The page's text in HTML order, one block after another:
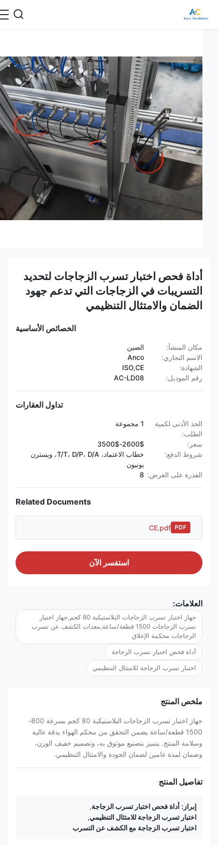
أداة فحص اختبار تسرب الزجاجات لتحديد
التسريبات في الزجاجات التي تدعم جهود
الضمان والامتثال التنظيمي
الخصائص الأساسية
مكان المنشأ:
الصين
الاسم التجاري:
Anco
الشهادة:
ISO,CE
رقم الموديل:
AC-LD08
تداول العقارات
الحد الأدنى لكمية
الطلب:
1 مجموعة
2600$-3500$
شروط الدفع:
خطاب الاعتماد، T/T، D/P، D/A، ويسترن
يونيون
القدرة على العرض:
8
Related Documents
CE.pdf
استفسر الآن
العلامات:
جهاز اختبار تسرب الزجاجات البلاستيكية 80 كجم,جهاز اختبار
تسرب الزجاجات 1500 قطعة/ساعة,معدات الكشف عن تسرب
الزجاجات محكمة الإغلاق
أداة فحص اختبار تسرب الزجاجة
اختبار تسرب الزجاجة للامتثال التنظيمي
ملخص المنتج
1500 قطعة/ساعة يضمن التحقق من محكم الهواء بدقة عالية
وسلامة المنتج. يتميز بتصنيع موثوق به، وتصميم خفيف الوزن،
وضمان لمدة عامين لضمان الجودة والامتثال التنظيمي.
تفاصيل المنتج
أداة فحص اختبار تسرب الزجاجة ,
اختبار تسرب الزجاجة للامتثال التنظيمي,
اختبار تسرب الزجاجة مع الكشف عن التسرب